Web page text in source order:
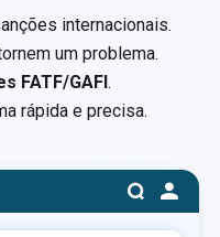
internacionais.
um problema.
FATF/GAFI.
rápida e precisa.